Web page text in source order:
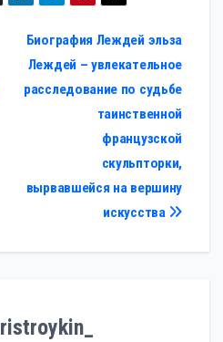
Биография Леждей эльза
Леждей – увлекательное
расследование по судьбе
таинственной
французской
скульпторки,
вырвавшейся на вершину
искусства